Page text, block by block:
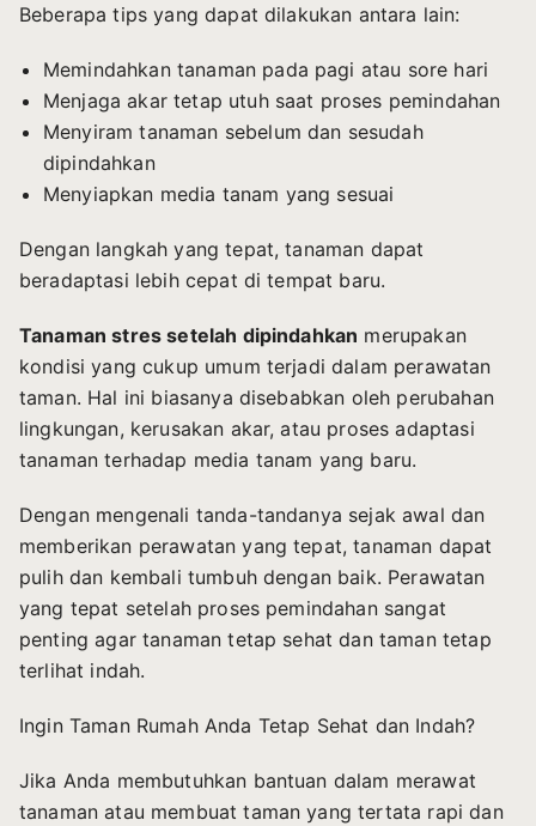
Beberapa tips yang dapat dilakukan antara lain:
Memindahkan tanaman pada pagi atau sore hari
Menjaga akar tetap utuh saat proses pemindahan
Menyiram tanaman sebelum dan sesudah
dipindahkan
Menyiapkan media tanam yang sesuai
Dengan langkah yang tepat, tanaman dapat
beradaptasi lebih cepat di tempat baru.
Tanaman stres setelah dipindahkan merupakan
kondisi yang cukup umum terjadi dalam perawatan
taman. Hal ini biasanya disebabkan oleh perubahan
lingkungan, kerusakan akar, atau proses adaptasi
tanaman terhadap media tanam yang baru.
Dengan mengenali tanda-tandanya sejak awal dan
memberikan perawatan yang tepat, tanaman dapat
pulih dan kembali tumbuh dengan baik. Perawatan
yang tepat setelah proses pemindahan sangat
penting agar tanaman tetap sehat dan taman tetap
terlihat indah.
Ingin Taman Rumah Anda Tetap Sehat dan Indah?
Jika Anda membutuhkan bantuan dalam merawat
tanaman atau membuat taman yang tertata rapi dan